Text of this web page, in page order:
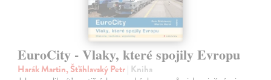
EuroCity - Vlaky, které spojily Evropu
Harák Martin, Šťáhlavský Petr| Kniha